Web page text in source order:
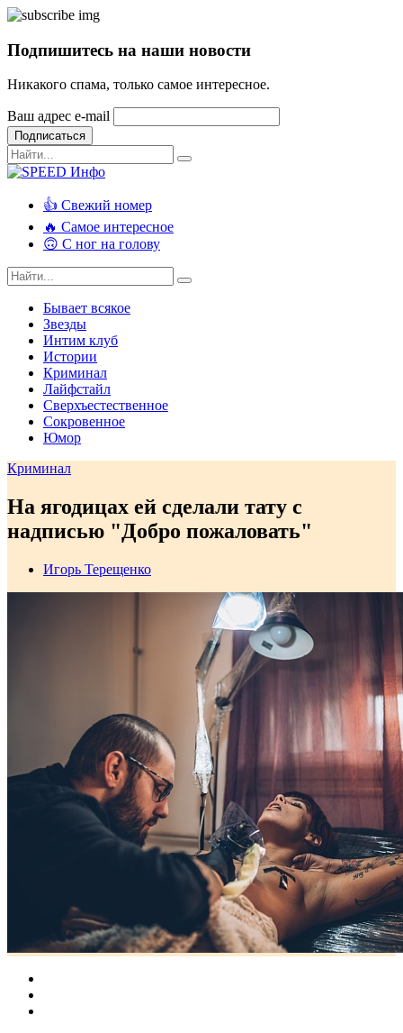
Подпишитесь на наши новости
Никакого спама, только самое интересное.
Ваш адрес e-mail
Подписаться
👍 Свежий номер
🔥 Самое интересное
🙃 С ног на голову
Бывает всякое
Звезды
Интим клуб
Истории
Криминал
Лайфстайл
Сверхъестественное
Сокровенное
Юмор
Криминал
На ягодицах ей сделали тату c
надписью "Добро пожаловать"
Игорь Терещенко